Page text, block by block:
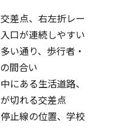
差点、右左折レー
口が連続しやすい
い通り、歩行者・
間合い
にある生活道路、
切れる交差点
止線の位置、学校